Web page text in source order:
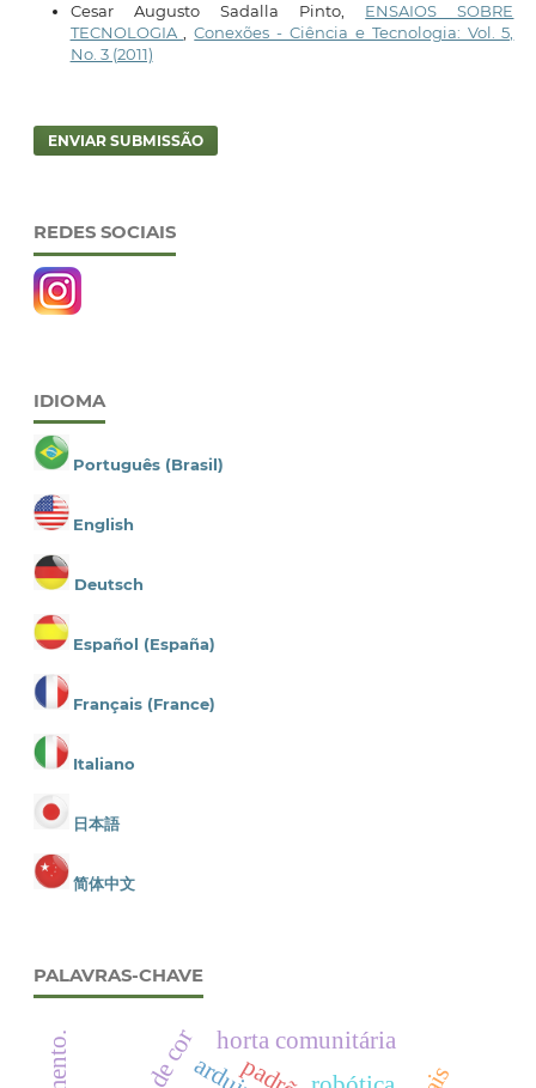
Cesar Augusto Sadalla Pinto, ENSAIOS SOBRE
TECNOLOGIA,Conexões - Ciência e Tecnologia: Vol. 5,
No. 3 (2011)
ENVIAR SUBMISSÃO
REDES SOCIAIS
IDIOMA
Português (Brasil)
English
Deutsch
Español (España)
Français (France)
Italiano
日本語
简体中文
PALAVRAS-CHAVE
horta comunitária